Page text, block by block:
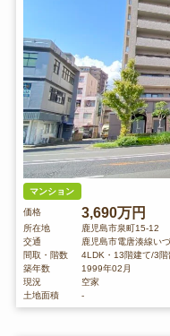
マンション
価格 3,690万円
所在地
鹿児島市泉町15-12
交通
鹿児島市電唐湊線い
間取・階数
4LDK・13階建て/3階
築年数
1999年02月
現況
空家
土地面積
-